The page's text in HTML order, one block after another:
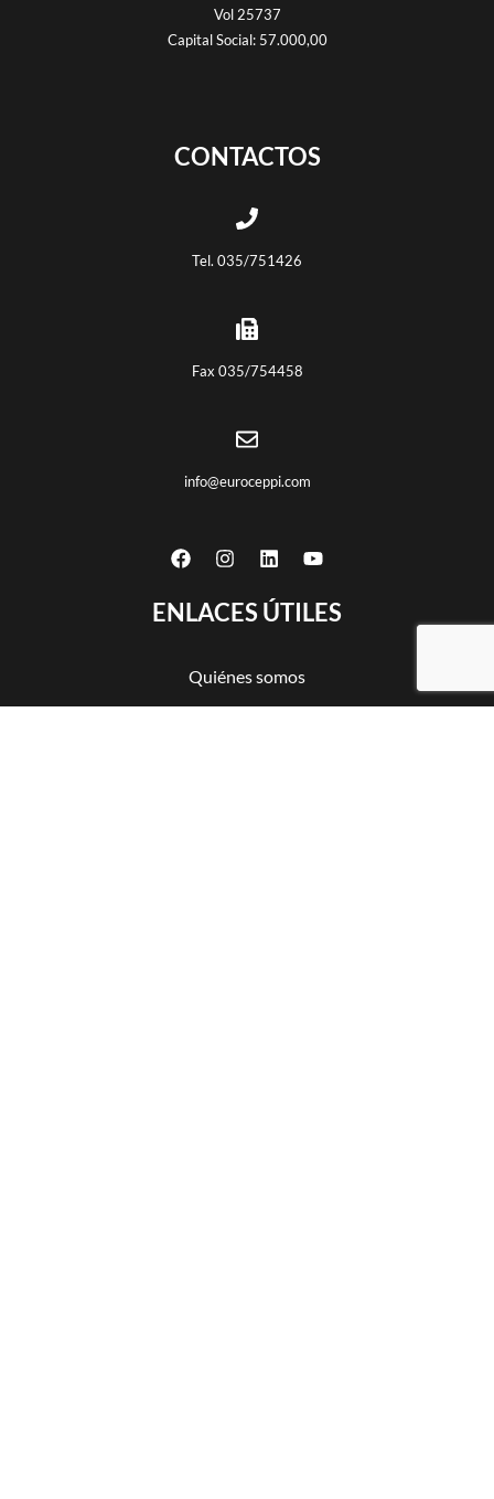
Vol 25737
Capital Social: 57.000,00
CONTACTOS
Tel. 035/751426
Fax 035/754458
info@euroceppi.com
ENLACES ÚTILES
Quiénes somos
Certificaciones